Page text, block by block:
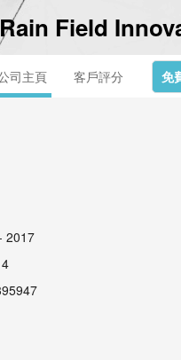
Rain Field
司主頁 客戶評分 免
2017